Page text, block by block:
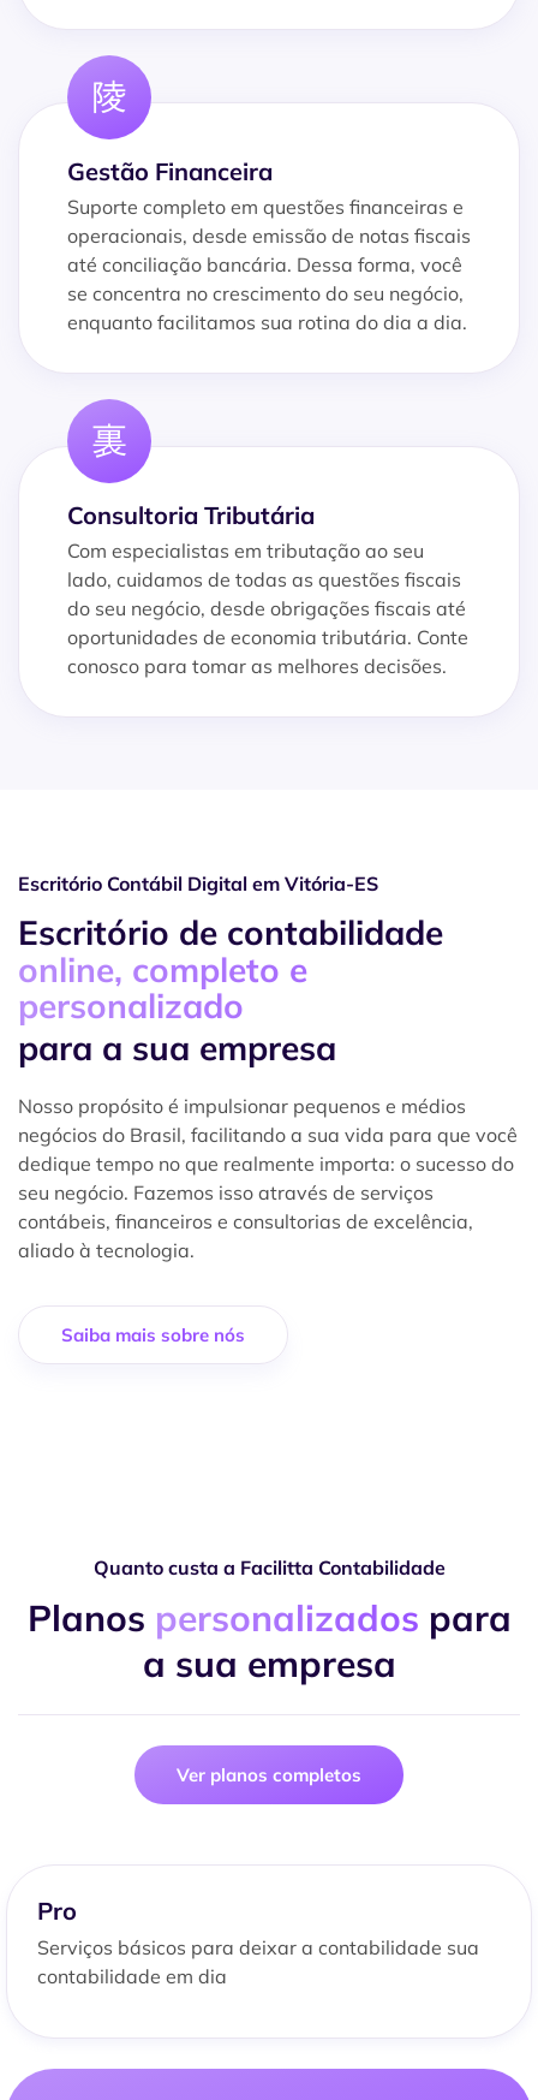
Gestão Financeira
Suporte completo em questões financeiras e
operacionais, desde emissão de notas fiscais
até conciliação bancária. Dessa forma, você
se concentra no crescimento do seu negócio,
enquanto facilitamos sua rotina do dia a dia.
Consultoria Tributária
Com especialistas em tributação ao seu
lado, cuidamos de todas as questões fiscais
do seu negócio, desde obrigações fiscais até
oportunidades de economia tributária. Conte
conosco para tomar as melhores decisões.
Escritório Contábil Digital em Vitória-ES
Escritório de contabilidade
online, completo e
personalizado
para a sua empresa
Nosso propósito é impulsionar pequenos e médios
negócios do Brasil, facilitando a sua vida para que você
dedique tempo no que realmente importa: o sucesso do
seu negócio. Fazemos isso através de serviços
contábeis, financeiros e consultorias de excelência,
aliado à tecnologia.
Saiba mais sobre nós
Quanto custa a Facilitta Contabilidade
Planos personalizados para
a sua empresa
Ver planos completos
Pro
Serviços básicos para deixar a contabilidade sua
contabilidade em dia